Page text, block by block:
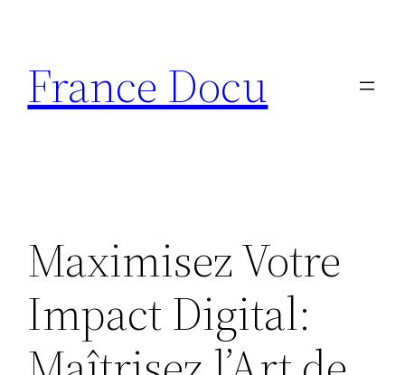
contenu
France Docu
Maximisez Votre
Impact Digital: